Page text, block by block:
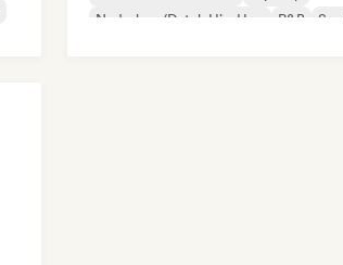
Nederhop/Dutch Hip-Hop
R&B